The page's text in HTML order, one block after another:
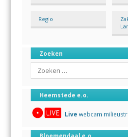
Regio
Zoeken
Search
Heemstede e.o.
Live webcam